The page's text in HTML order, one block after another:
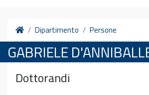
HomeDipartimento Persone
GABRIELE
Dottorandi